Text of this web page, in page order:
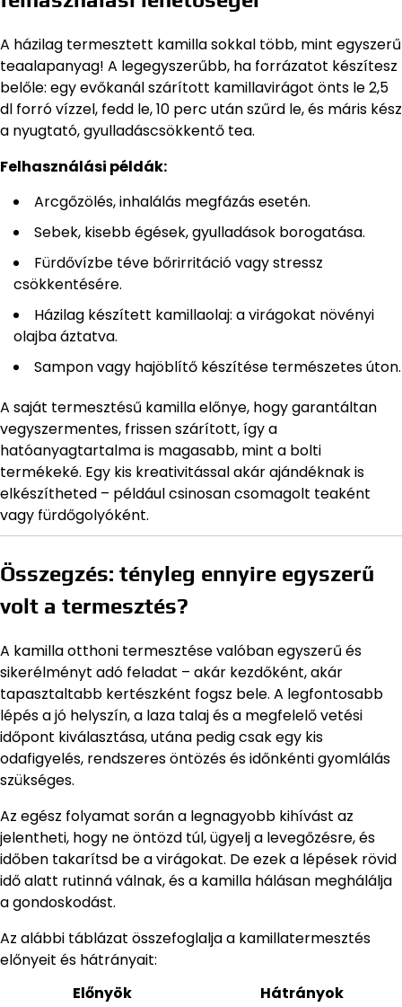
A házilag termesztett kamilla sokkal több, mint egyszerű
teaalapanyag! A legegyszerűbb, ha forrázatot készítesz
belőle: egy evőkanál szárított kamillavirágot önts le 2,5
dl forró vízzel, fedd le, 10 perc után szűrd le, és máris kész
a nyugtató, gyulladáscsökkentő tea.
Felhasználási példák:
Arcgőzölés, inhalálás megfázás esetén.
Sebek, kisebb égések, gyulladások borogatása.
Fürdővízbe téve bőrirritáció vagy stressz
csökkentésére.
Házilag készített kamillaolaj: a virágokat növényi
olajba áztatva.
Sampon vagy hajöblítő készítése természetes úton.
A saját termesztésű kamilla előnye, hogy garantáltan
vegyszermentes, frissen szárított, így a
hatóanyagtartalma is magasabb, mint a bolti
termékeké. Egy kis kreativitással akár ajándéknak is
elkészítheted – például csinosan csomagolt teaként
vagy fürdőgolyóként.
Összegzés: tényleg ennyire egyszerű
volt a termesztés?
A kamilla otthoni termesztése valóban egyszerű és
sikerélményt adó feladat – akár kezdőként, akár
tapasztaltabb kertészként fogsz bele. A legfontosabb
lépés a jó helyszín, a laza talaj és a megfelelő vetési
időpont kiválasztása, utána pedig csak egy kis
odafigyelés, rendszeres öntözés és időnkénti gyomlálás
szükséges.
Az egész folyamat során a legnagyobb kihívást az
jelentheti, hogy ne öntözd túl, ügyelj a levegőzésre, és
időben takarítsd be a virágokat. De ezek a lépések rövid
idő alatt rutinná válnak, és a kamilla hálásan meghálálja
a gondoskodást.
Az alábbi táblázat összefoglalja a kamillatermesztés
előnyeit és hátrányait:
Előnyök
Hátrányok